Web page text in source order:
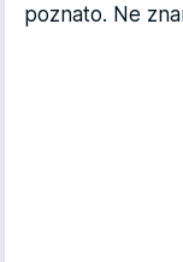
poznato. Ne